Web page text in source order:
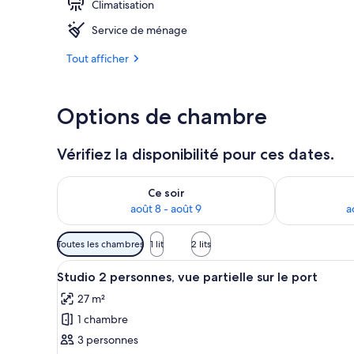
Climatisation
Service de ménage
Tout afficher
Options de chambre
Vérifiez la disponibilité pour ces dates.
Ce soir
août 8 - août 9
Vérifier la disponibilité pour ce soir août 8 - août 9
Vérifier la
Filtres
disponibles
pour
les
chambres
Toutes les chambres 1 lit 2 lits
Afficher
toutes
les
photos
pour
Une chambre d’hôtel avec
11
Studio 2 personnes, vue partielle sur le port
27 m²
1 chambre
3 personnes